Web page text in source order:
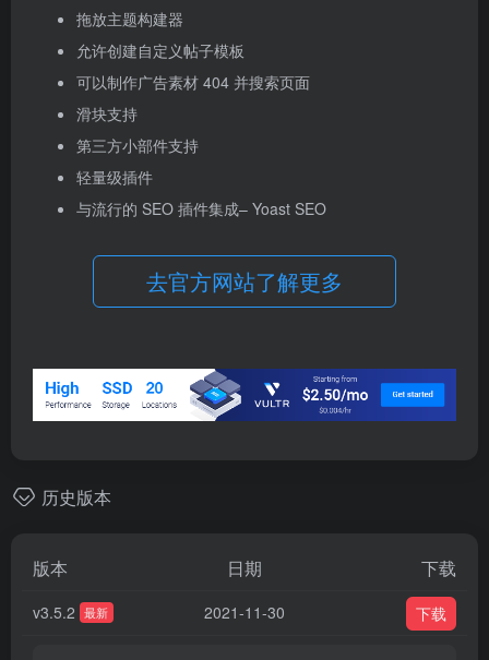
拖放主题构建器
允许创建自定义帖子模板
可以制作广告素材 404 并搜索页面
滑块支持
第三方小部件支持
轻量级插件
与流行的 SEO 插件集成– Yoast SEO
去官方网站了解更多
历史版本
版本 日期 下载
v3.5.2 最新 2021-11-30 下载